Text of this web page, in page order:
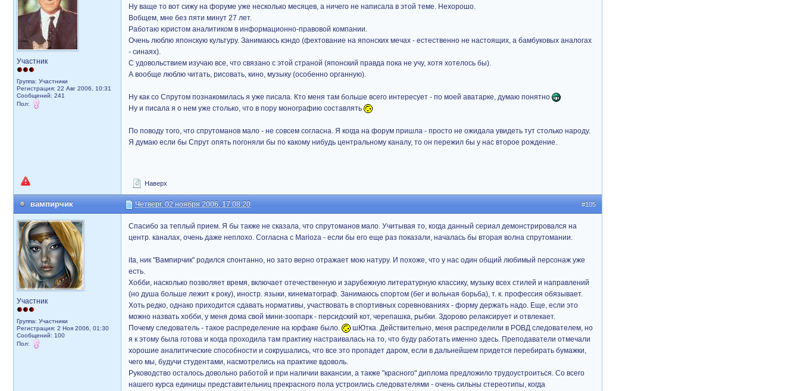
Участник
Группа: Участники
Регистрация: 22 Авг 2006, 10:31
Сообщений: 241
Пол:
Ну ваще то вот сижу на форуме уже несколько месяцев, а ничего не написала в этой теме. Нехорошо.
Вобщем, мне без пяти минут 27 лет.
Работаю юристом аналитиком в информационно-правовой компании.
Очень люблю японскую культуру. Занимаюсь кэндо (фехтование на японских мечах - естественно не настоящих, а бамбуковых аналогах
- синаях).
С удовольствием изучаю все, что связано с этой страной (японский правда пока не учу, хотя хотелось бы).
А вообще люблю читать, рисовать, кино, музыку (особенно органную).
Ну как со Спрутом познакомилась я уже писала. Кто меня там больше всего интересует - по моей аватарке, думаю понятно
Ну и писала я о нем уже столько, что в пору монографию составлять
По поводу того, что спрутоманов мало - не совсем согласна. Я когда на форум пришла - просто не ожидала увидеть тут столько народу.
Я думаю если бы Спрут опять погоняли бы по какому нибудь центральному каналу, то он пережил бы у нас второе рождение.
Наверх
#105
вампирчик Четверг, 02 ноября 2006, 17:08:20
Участник
Группа: Участники
Регистрация: 2 Ноя 2006, 01:30
Сообщений: 100
Пол:
Спасибо за теплый прием. Я бы также не сказала, что спрутоманов мало. Учитывая то, когда данный сериал демонстрировался на
центр. каналах, очень даже неплохо. Согласна с Marioza - если бы его еще раз показали, началась бы вторая волна спрутомании.
ita, ник "Вампирчик" родился спонтанно, но зато верно отражает мою натуру. И похоже, что у нас один общий любимый персонаж уже
есть.
Хобби, насколько позволяет время, включает отечественную и зарубежную литературную классику, музыку всех стилей и направлений
(но душа больше лежит к року), иностр. языки, кинематограф. Занимаюсь спортом (бег и вольная борьба), т. к. профессия обязывает.
Хоть редко, однако приходится сдавать нормативы, участвовать в спортивных соревнованиях - форму держать надо. Еще, если это
можно назвать хобби, у меня дома свой мини-зоопарк - персидский кот, черепашка, рыбки. Здорово релаксирует и отвлекает.
Почему следователь - такое распределение на юрфаке было.
шЮтка. Действительно, меня распределили в РОВД следователем, но
я к этому была готова и когда проходила там практику настраивалась на то, что буду работать именно здесь. Преподаватели отмечали
хорошие аналитические способности и сокрушались, что все это пропадет даром, если в дальнейшем придется перебирать бумажки,
чего мы, будучи студентами, насмотрелись на практике вдоволь.
Руководство осталось довольно работой и при наличии вакансии, а также "красного" диплома предложило трудоустроиться. Со всего
нашего курса единицы представительниц прекрасного пола устроились следователями - очень сильны стереотипы, когда